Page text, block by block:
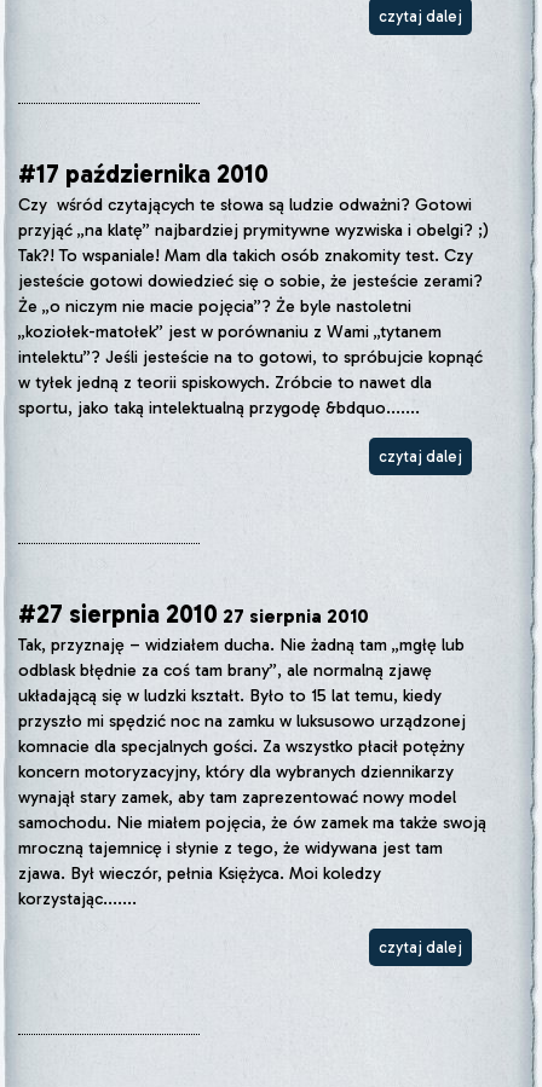
czytaj dalej
#17 października 2010
Czy wśród czytających te słowa są ludzie odważni? Gotowi
przyjąć „na klatę” najbardziej prymitywne wyzwiska i obelgi? ;)
Tak?! To wspaniale! Mam dla takich osób znakomity test. Czy
jesteście gotowi dowiedzieć się o sobie, że jesteście zerami?
Że „o niczym nie macie pojęcia”? Że byle nastoletni
„koziołek-matołek” jest w porównaniu z Wami „tytanem
intelektu”? Jeśli jesteście na to gotowi, to spróbujcie kopnąć
w tyłek jedną z teorii spiskowych. Zróbcie to nawet dla
sportu, jako taką intelektualną przygodę &bdquo.......
czytaj dalej
#27 sierpnia 2010 27 sierpnia 2010
Tak, przyznaję – widziałem ducha. Nie żadną tam „mgłę lub
odblask błędnie za coś tam brany”, ale normalną zjawę
układającą się w ludzki kształt. Było to 15 lat temu, kiedy
przyszło mi spędzić noc na zamku w luksusowo urządzonej
komnacie dla specjalnych gości. Za wszystko płacił potężny
koncern motoryzacyjny, który dla wybranych dziennikarzy
wynajął stary zamek, aby tam zaprezentować nowy model
samochodu. Nie miałem pojęcia, że ów zamek ma także swoją
mroczną tajemnicę i słynie z tego, że widywana jest tam
zjawa. Był wieczór, pełnia Księżyca. Moi koledzy
korzystając.......
czytaj dalej